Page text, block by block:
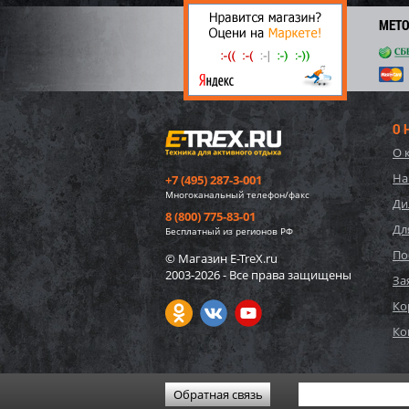
3
1
+7 (495) 287-3-001
Многоканальный телефон/факс
8 (800) 775-83-01
Бесплатный из регионов РФ
© Магазин E-TreX.ru
2003-2026 - Все права защищены
О
О
Обратная связь